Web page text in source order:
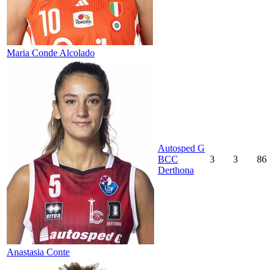
Maria Conde Alcolado
Anastasia Conte
Autosped G
BCC
Derthona
3 3 86